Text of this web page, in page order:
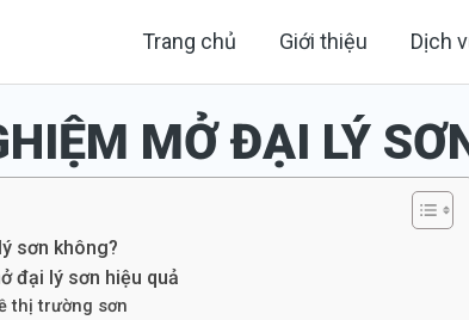
Trang chủ Giới thiệu Dịch
MỞ ĐẠI LÝ
sơn không?
đại lý sơn hiệu quả
thị trường sơn